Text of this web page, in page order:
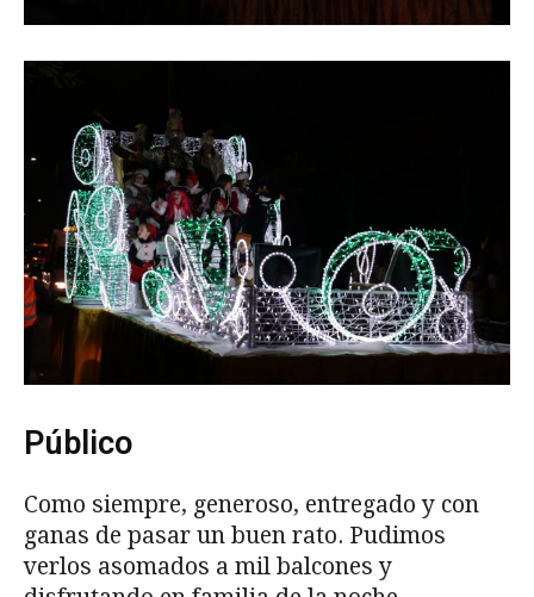
Público
Como siempre, generoso, entregado y con
ganas de pasar un buen rato. Pudimos
verlos asomados a mil balcones y